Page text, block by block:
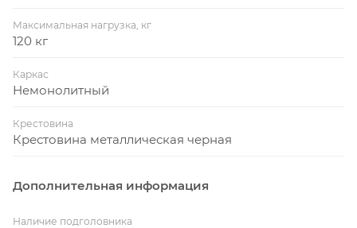
Максимальная нагрузка, кг
120 кг
Каркас
Немонолитный
Крестовина
Крестовина металлическая черная
Дополнительная информация
Наличие подголовника